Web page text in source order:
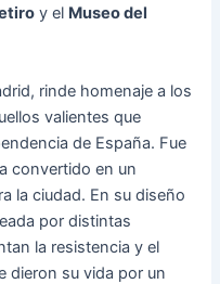
y el Museo del
rinde homenaje a los
valientes que
de España. Fue
convertido en un
la ciudad. En su diseño
por distintas
la resistencia y el
dieron su vida por un